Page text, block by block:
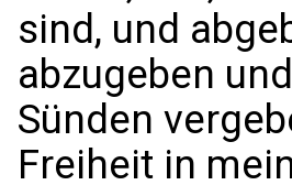
sind, und
abzugeben
Sünden
Freiheit in